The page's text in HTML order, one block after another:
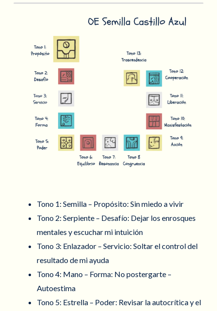
Tono 1: Semilla – Propósito: Sin miedo a vivir
Tono 2: Serpiente – Desafío: Dejar los enrosques
mentales y escuchar mi intuición
Tono 3: Enlazador – Servicio: Soltar el control del
resultado de mi ayuda
Tono 4: Mano – Forma: No postergarte –
Autoestima
Tono 5: Estrella – Poder: Revisar la autocrítica y el